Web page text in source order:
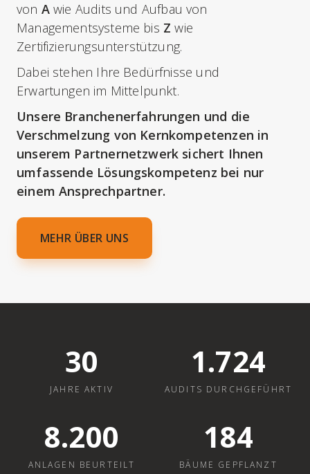
von Awie Audits und Aufbau von
Managementsysteme bis Z wie
Zertifizierungsunterstützung.
Dabei stehen Ihre Bedürfnisse und
Erwartungen im Mittelpunkt.
Unsere Branchenerfahrungen und die
Verschmelzung von Kernkompetenzen in
unserem Partnernetzwerk sichert Ihnen
umfassende Lösungskompetenz bei nur
einem Ansprechpartner.
MEHR ÜBER UNS
30
JAHRE AKTIV
1.724
AUDITS DURCHGEFÜHRT
8.200
ANLAGEN BEURTEILT
184
BÄUME GEPFLANZT